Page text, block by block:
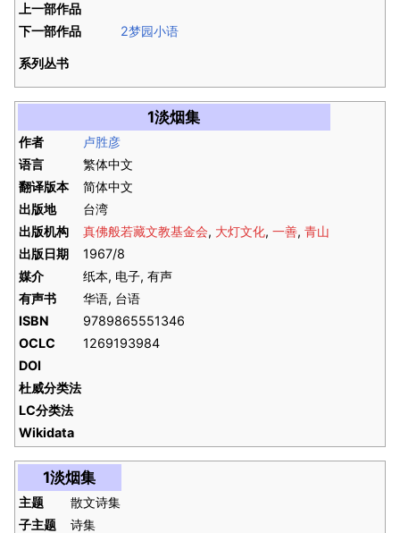
上一部作品
下一部作品
2梦园小语
系列丛书
1淡烟集
作者
卢胜彦
语言
繁体中文
翻译版本
简体中文
出版地
台湾
出版机构
真佛般若藏文教基金会, 大灯文化, 一善, 青山
出版日期
1967/8
媒介
纸本, 电子, 有声
有声书
华语, 台语
ISBN
9789865551346
OCLC
1269193984
DOI
杜威分类法
LC分类法
Wikidata
1淡烟集
主题
散文诗集
子主题
诗集